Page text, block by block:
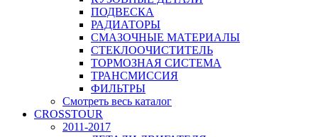
ПОДВЕСКА
РАДИАТОРЫ
СМАЗОЧНЫЕ МАТЕРИАЛЫ
СТЕКЛООЧИСТИТЕЛЬ
ТОРМОЗНАЯ СИСТЕМА
ТРАНСМИССИЯ
ФИЛЬТРЫ
Смотреть весь каталог
CROSSTOUR
2011-2017